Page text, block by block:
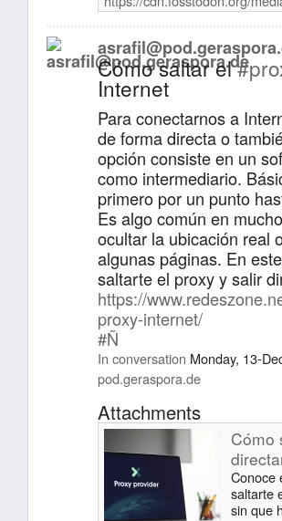
Cómo saltar el
Internet
Para conectarnos a
de forma directa o
opción consiste en un
como intermediario.
primero por un punto
Es algo común en
ocultar la ubicación real
algunas páginas. En
saltarte el proxy y salir
https://
proxy-internet/
#Ñ
In conversation Monday, 13-
pod.geraspora.de
Attachments
Cómo
Conoce
saltarte
sin que